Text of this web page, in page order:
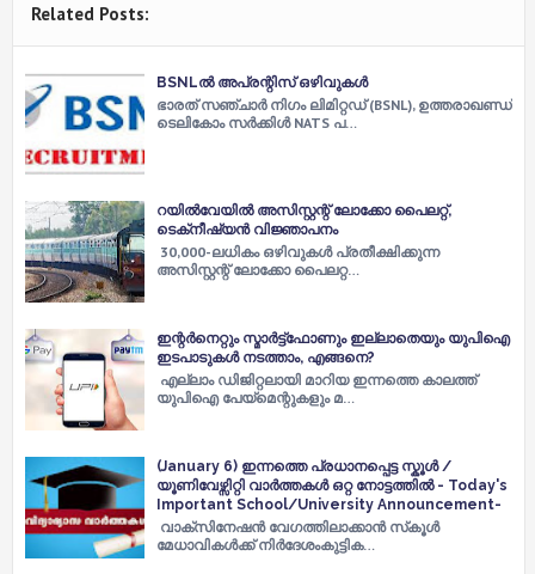
Related Posts:
BSNLൽ അപ്രന്റിസ് ഒഴിവുകൾ
ഭാരത് സഞ്ചാർ നിഗം ലിമിറ്റഡ് (BSNL), ഉത്തരാഖണ്ഡ്
ടെലികോം സർക്കിൾ NATS പ…
റയിൽവേയിൽ അസിസ്റ്റന്റ് ലോക്കോ പൈലറ്റ്,
ടെക്‌നീഷ്യൻ വിജ്ഞാപനം
30,000-ലധികം ഒഴിവുകൾ പ്രതീക്ഷിക്കുന്ന
അസിസ്റ്റന്റ് ലോക്കോ പൈലറ്റ…
ഇന്റർനെറ്റും സ്മാർട്ട്ഫോണും ഇല്ലാതെയും യുപിഐ
ഇടപാടുകൾ നടത്താം, എങ്ങനെ?
എല്ലാം ഡിജിറ്റലായി മാറിയ ഇന്നത്തെ കാലത്ത്
യുപിഐ പേയ്മെന്റുകളും മ…
(January 6) ഇന്നത്തെ പ്രധാനപ്പെട്ട സ്കൂൾ /
യൂണിവേഴ്സിറ്റി വാർത്തകൾ ഒറ്റ നോട്ടത്തിൽ - Today's
Important School/University Announcement-
വാക്‌സിനേഷൻ വേഗത്തിലാക്കാൻ സ്‌കൂൾ
മേധാവികൾക്ക്​ നിർദേശംകു​ട്ടി​ക…